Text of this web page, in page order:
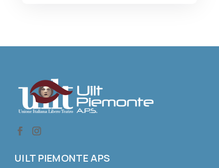
UILT PIEMONTE APS